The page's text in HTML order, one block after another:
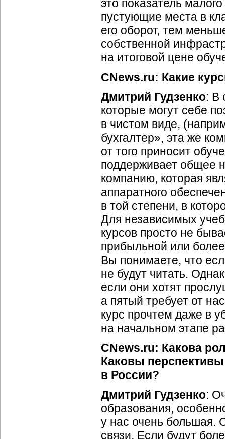
это показатель
пустующие места в
его оборот, тем
собственной
на итоговой цене
CNews.ru: Какие
Дмитрий Гудзенко: В
которые могут себе
в чистом виде,
бухгалтер», эта же
от того приносит
поддерживает общее
компанию, которая
аппаратного
в той степени, в
Для независимых
курсов просто не
прибыльной или
Вы понимаете, что
не будут читать.
если они хотят
а пятый требует от
курс прочтем даже в
на начальном этапе
CNews.ru: Какова
Каковы
в России?
Дмитрий Гудзенко:
образования,
у нас очень большая.
связи. Если будут